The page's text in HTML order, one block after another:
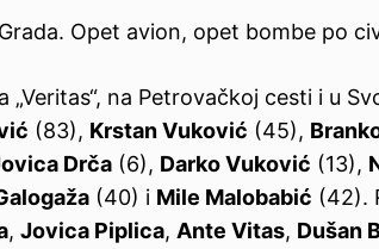
Opet avion, opet bombe po
na Petrovačkoj cesti i u
(83), Krstan Vuković (45),
Drča (6), Darko Vuković (13),
(40) i Mile Malobabić (42).
, Jovica Piplica, Ante Vitas, Dušan